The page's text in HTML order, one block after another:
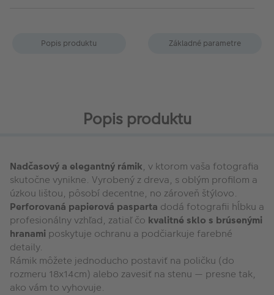
Popis produktu Základné parametre
Popis produktu
Nadčasový a elegantný rámik, v ktorom vaša fotografia
skutočne vynikne. Vyrobený z dreva, s oblým profilom a
úzkou lištou, pôsobí decentne, no zároveň štýlovo.
Perforovaná papierová pasparta dodá fotografii hĺbku a
profesionálny vzhľad, zatiaľ čo kvalitné sklo s brúsenými
hranami poskytuje ochranu a podčiarkuje farebné
detaily.
Rámik môžete jednoducho postaviť na poličku (do
rozmeru 18x14cm) alebo zavesiť na stenu — presne tak,
ako vám to vyhovuje.